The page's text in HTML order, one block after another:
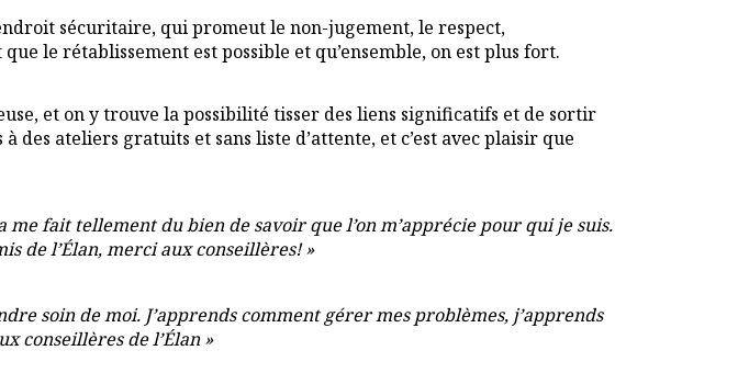
sécuritaire, qui promeut le non-jugement, le respect,
le rétablissement est possible et qu’ensemble, on est plus fort.
et on y trouve la possibilité tisser des liens significatifs et de sortir
des ateliers gratuits et sans liste d’attente, et c’est avec plaisir que
me fait tellement du bien de savoir que l’on m’apprécie pour qui je suis.
de l’Élan, merci aux conseillères! »
soin de moi. J’apprends comment gérer mes problèmes, j’apprends
conseillères de l’Élan »